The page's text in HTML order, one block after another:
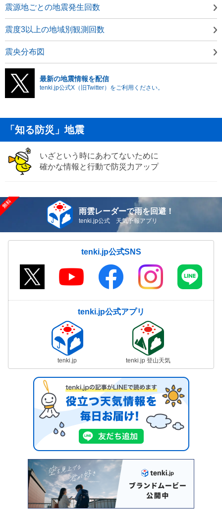
震源地ごとの地震発生回数
震度3以上の地域別観測回数
震央分布図
最新の地震情報を配信
tenki.jp公式X（旧Twitter）をご利用ください。
「知る防災」地震
いざという時にあわてないために
確かな情報と行動で防災力アップ
雨雲レーダーで雨を回避！
tenki.jp公式 天気予報アプリ
tenki.jp公式SNS
tenki.jp公式アプリ
tenki.jp tenki.jp 登山天気